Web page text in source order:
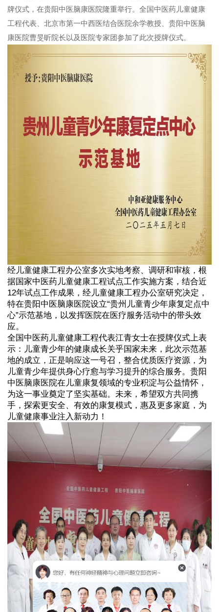
牌仪式，在贵阳中医脑康医院隆重举行。全国中医药儿童健康
工程代表、北京市第一中西医结合医院余学教授、贵阳中医脑
康医院曹旻昕院长以及医院专家团参加了此次授牌仪式。
经儿童健康工程办公室多次实地考察、调研和审核，根
据国家中医药儿童健康工程试点工作实施方案，结合近
12年试点工作成果，经儿童健康工程办公室研究决定，
特在贵阳中医脑康医院设立“贵州儿童青少年康复定点中
心”示范基地，以发挥医院在医疗服务活动中的带头效
应。
全国中医药儿童健康工程代表江青女士在授牌仪式上表
示：儿童青少年的健康成长关乎国家未来，此次示范基
地的成立，正是响应这一号召，整合优质医疗资源，为
儿童青少年提供身心疗愈与学习提升的综合服务。贵阳
中医脑康医院在儿童康复领域的专业积淀与公益情怀，
为这一事业奠定了坚实基础。未来，希望双方共同携
手，探索更安全、有效的康复模式，惠及更多家庭，为
儿童健康事业注入新动力！